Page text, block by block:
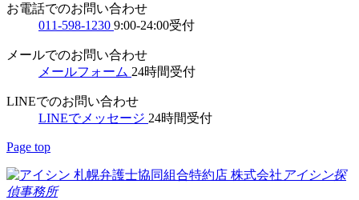
お電話でのお問い合わせ
011-598-1230 9:00-24:00受付
メールでのお問い合わせ
メールフォーム 24時間受付
LINEでのお問い合わせ
LINEでメッセージ 24時間受付
Page top
札幌弁護士協同組合特約店 株式会社 アイシン探
偵事務所